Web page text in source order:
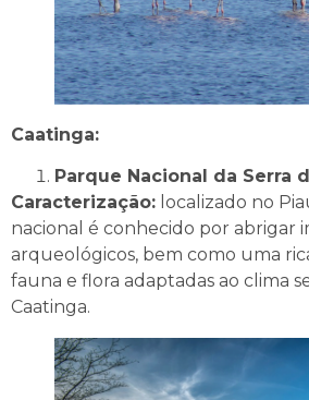
Caatinga:
Parque Nacional da Serra
Caracterização: localizado no
nacional é conhecido por abrigar
arqueológicos, bem como uma
fauna e flora adaptadas ao clima
Caatinga.